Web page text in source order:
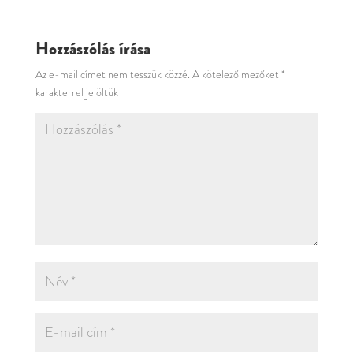
Hozzászólás írása
Az e-mail címet nem tesszük közzé. A kötelező mezőket *
karakterrel jelöltük